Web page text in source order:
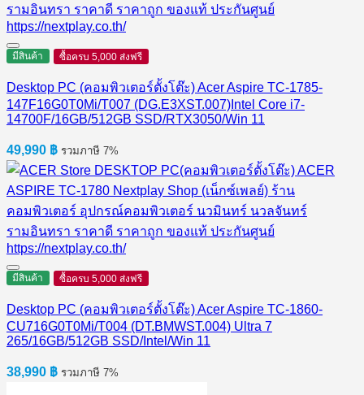
มีสินค้า ซื้อครบ 5,000 ส่งฟรี
Desktop PC (คอมพิวเตอร์ตั้งโต๊ะ) Acer Aspire TC-1785-
147F16G0T0Mi/T007 (DG.E3XST.007)Intel Core i7-
14700F/16GB/512GB SSD/RTX3050/Win 11
49,990 ฿ รวมภาษี 7%
มีสินค้า ซื้อครบ 5,000 ส่งฟรี
Desktop PC (คอมพิวเตอร์ตั้งโต๊ะ) Acer Aspire TC-1860-
CU716G0T0Mi/T004 (DT.BMWST.004) Ultra 7
265/16GB/512GB SSD/Intel/Win 11
38,990 ฿ รวมภาษี 7%